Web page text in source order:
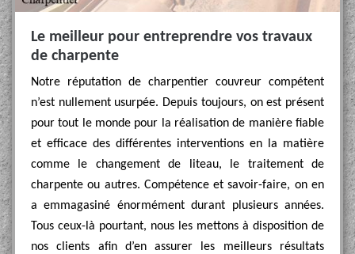
Le meilleur pour entreprendre vos travaux
de charpente
Notre réputation de charpentier couvreur compétent
n’est nullement usurpée. Depuis toujours, on est présent
pour tout le monde pour la réalisation de manière fiable
et efficace des différentes interventions en la matière
comme le changement de liteau, le traitement de
charpente ou autres. Compétence et savoir-faire, on en
a emmagasiné énormément durant plusieurs années.
Tous ceux-là pourtant, nous les mettons à disposition de
nos clients afin d’en assurer les meilleurs résultats